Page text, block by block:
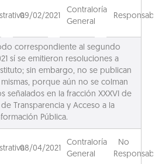
09/02/2021
Contraloría
General
Responsable
correspondiente al segundo
sí se emitieron resoluciones a
sin embargo, no se publican
porque aún no se colman
señalados en la fracción XXXVI de
Transparencia y Acceso a la
Pública.
08/04/2021
Contraloría
General
No
Responsable